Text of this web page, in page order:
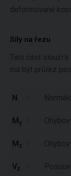
deformované
Síly na řezu
Tato část slouží
má být průřez
N
My
Mz
Vz